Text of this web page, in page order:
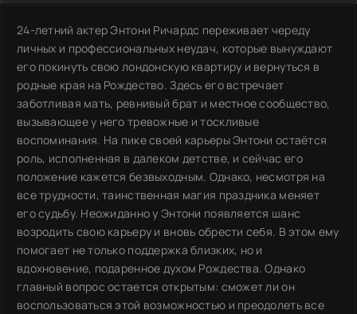
24-летний актер Энтони Ричардс переживает череду
личных и профессиональных неудач, которые вынуждают
его покинуть свою лондонскую квартиру и вернуться в
родные края на Рождество. Здесь его встречает
заботливая мать, ревнивый брат и местное сообщество,
вызывающее у него тревожные и тоскливые
воспоминания. На пике своей карьеры Энтони остаётся
роль, исполненная в далеком детстве, и сейчас его
положение кажется безвыходным. Однако, несмотря на
все трудности, таинственная магия праздника меняет
его судьбу. Неожиданно у Энтони появляется шанс
возродить свою карьеру и вновь обрести себя. В этом ему
помогает не только поддержка близких, но и
вдохновение, подаренное духом Рождества. Однако
главный вопрос остается открытым: сможет ли он
воспользоваться этой возможностью и преодолеть все